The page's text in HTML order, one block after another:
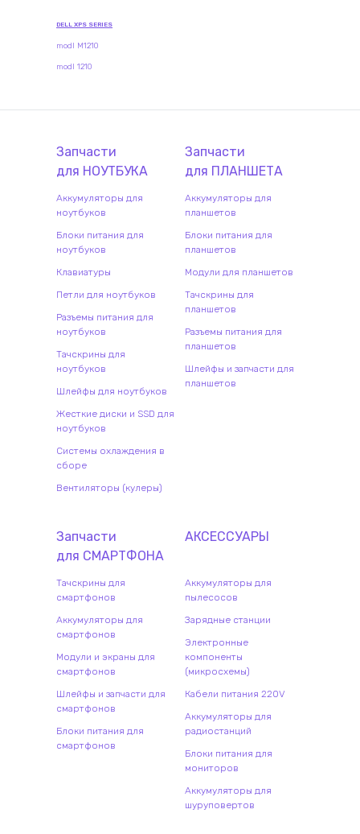
DELL XPS SERIES
modl M1210
modl 1210
Запчасти
для НОУТБУКА
Аккумуляторы для
ноутбуков
Блоки питания для
ноутбуков
Клавиатуры
Петли для ноутбуков
Разъемы питания для
ноутбуков
Тачскрины для
ноутбуков
Шлейфы для ноутбуков
Жесткие диски и SSD для
ноутбуков
Системы охлаждения в
сборе
Вентиляторы (кулеры)
Запчасти
для ПЛАНШЕТА
Аккумуляторы для
планшетов
Блоки питания для
планшетов
Модули для планшетов
Тачскрины для
планшетов
Разъемы питания для
планшетов
Шлейфы и запчасти для
планшетов
Запчасти
для СМАРТФОНА
Тачскрины для
смартфонов
Аккумуляторы для
смартфонов
Модули и экраны для
смартфонов
Шлейфы и запчасти для
смартфонов
Блоки питания для
смартфонов
АКСЕССУАРЫ
Аккумуляторы для
пылесосов
Зарядные станции
Электронные
компоненты
(микросхемы)
Кабели питания 220V
Аккумуляторы для
радиостанций
Блоки питания для
мониторов
Аккумуляторы для
шуруповертов